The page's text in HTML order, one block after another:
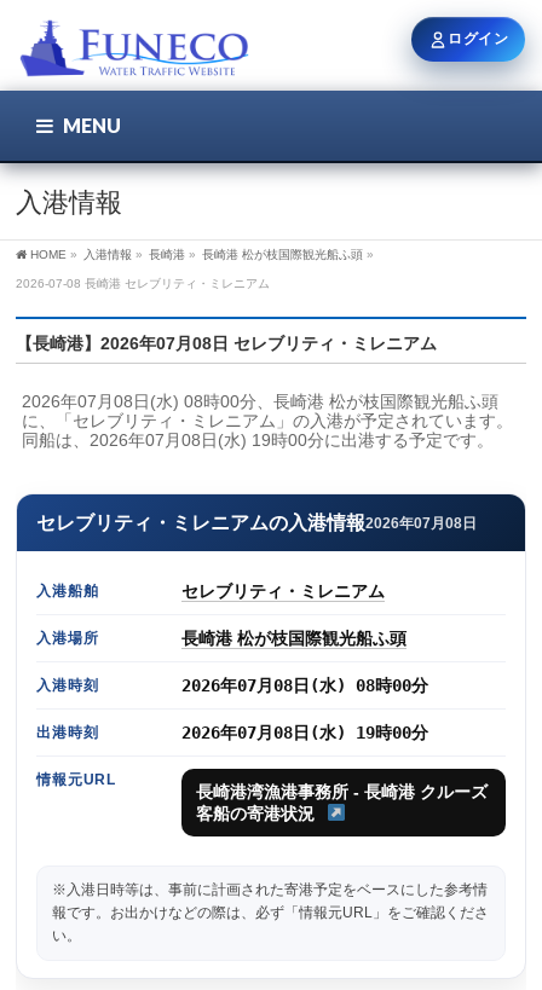
MENU
入港情報
HOME » 入港情報 » 長崎港 » 長崎港 松が枝国際観光船ふ頭 »
2026-07-08 長崎港 セレブリティ・ミレニアム
【長崎港】2026年07月08日 セレブリティ・ミレニアム
2026年07月08日(水) 08時00分、長崎港 松が枝国際観光船ふ頭
に、「セレブリティ・ミレニアム」の入港が予定されています。
同船は、2026年07月08日(水) 19時00分に出港する予定です。
セレブリティ・ミレニアムの入港情報2026年07月08日
入港船舶 セレブリティ・ミレニアム
入港場所 長崎港 松が枝国際観光船ふ頭
入港時刻 2026年07月08日(水) 08時00分
出港時刻 2026年07月08日(水) 19時00分
情報元URL
長崎港湾漁港事務所 - 長崎港 クルーズ
客船の寄港状況
※入港日時等は、事前に計画された寄港予定をベースにした参考情
報です。お出かけなどの際は、必ず「情報元URL」をご確認くださ
い。
ログイン
ユーザー名 / メール
新規登録 パスワードを忘れた方